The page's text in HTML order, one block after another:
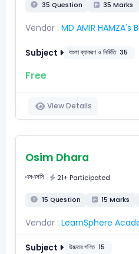
35 Question 35 Marks
Vendor : MD AMIR HAMZA's
Subject বাংলা ব্যাকরণ ও নির্মিতি 35
Free
View Details
Osim Dhara
এসএসসি 21+ Participated
15 Question 15 Marks
Vendor : LearnSphere
Subject উচ্চতর গণিত 15